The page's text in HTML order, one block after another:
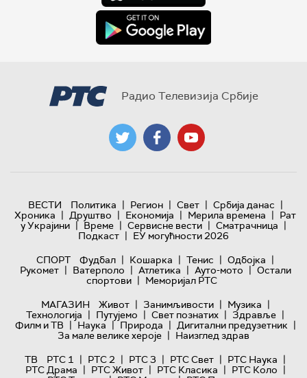
Радио Телевизија Србије
ВЕСТИ Политика | Регион | Свет | Србија данас |
Хроника | Друштво | Економија | Мерила времена | Рат
у Украјини | Време | Сервисне вести | Сматрачница |
Подкаст | ЕУ могућности 2026
СПОРТ
Фудбал | Кошарка | Тенис | Одбојка |
Рукомет | Ватерполо | Атлетика | Ауто-мото | Остали
спортови | Меморијал РТС
МАГАЗИН
Живот | Занимљивости | Музика |
Технологијa | Путујемо | Свет познатих | Здравље |
Филм и ТВ | Наука | Природа | Дигитални предузетник |
За мале велике хероје | Наизглед здрав
ТВ
РТС 1 | РТС 2 | РТС 3 | РТС Свет | РТС Наука |
РТС Драма | РТС Живот | РТС Класика | РТС Коло |